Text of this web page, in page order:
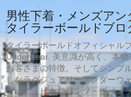
男性下着・メンズア
タイラーボールドブロ
タイラーボールドオフィシャル
Underwear. 美意識が高く、本
お客さまの特徴。そしてシンプ
しなラグジュアリーアンダーウ
ウェア・ビキニパンツ・ブーメ